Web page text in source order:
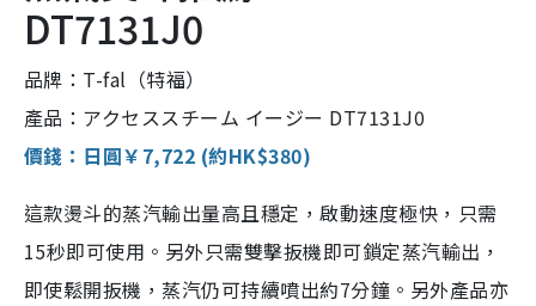
DT7131J0
品牌：T-fal（特福）
產品：アクセススチーム イージー DT7131J0
價錢：日圓￥7,722 (約HK$380)
這款燙斗的蒸汽輸出量高且穩定，啟動速度極快，只需
15秒即可使用。另外只需雙擊扳機即可鎖定蒸汽輸出，
即使鬆開扳機，蒸汽仍可持續噴出約7分鐘。另外產品亦